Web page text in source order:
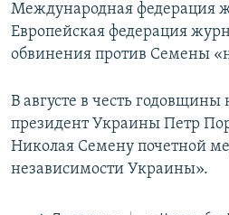
Международная федерация
Европейская федерация
обвинения против Семены
В августе в честь
президент Украины Петр
Николая Семену почетной
независимости Украины».